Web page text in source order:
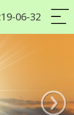
06-32